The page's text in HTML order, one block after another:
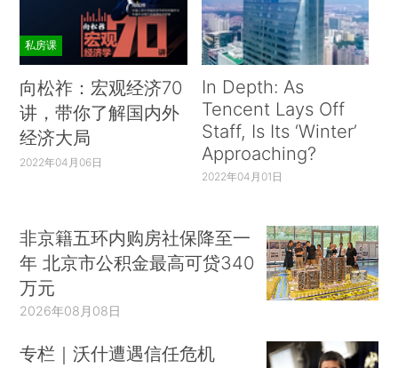
私房课
向松祚：宏观经济70
讲，带你了解国内外
经济大局
2022年04月06日
In Depth: As
Tencent Lays Off
Staff, Is Its ‘Winter’
Approaching?
2022年04月01日
非京籍五环内购房社保降至一
年 北京市公积金最高可贷340
万元
2026年08月08日
专栏｜沃什遭遇信任危机